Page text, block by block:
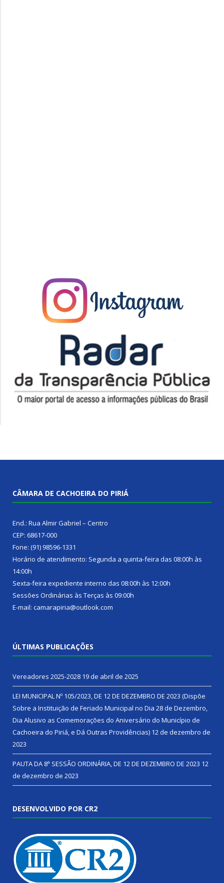
CÂMARA DE CACHOEIRA DO PIRIÁ
End.: Rua Almir Gabriel – Centro
CEP: 68617-000
Fone: (91) 98596-1331
Horário de atendimento: Segunda a quinta-feira das 08:00h às
14:00h
Sexta-feira expediente interno das 08:00h às 12:00h
Sessões Ordinárias às Terças às 09:00h
E-mail: camarapiria@outlook.com
ÚLTIMAS PUBLICAÇÕES
Vereadores 2025-2028 19 de abril de 2025
LEI MUNICIPAL Nº 105/2023, DE 12 DE DEZEMBRO DE 2023 (Dispõe
Sobre a Instituição de Feriado Municipal no Dia 28 de Dezembro,
Dia Alusivo as Comemorações do Aniversário do Município de
Cachoeira do Piriá, e Dá Outras Providências) 12 de dezembro de
2023
PAUTA DA 8ª SESSÃO ORDINÁRIA, DE 12 DE DEZEMBRO DE 2023 12
de dezembro de 2023
DESENVOLVIDO POR CR2